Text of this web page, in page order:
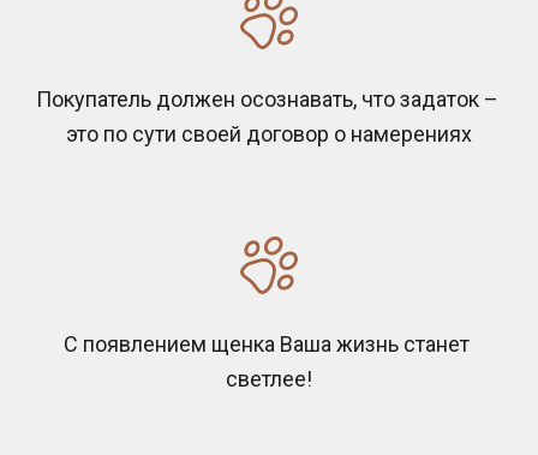
Покупатель должен осознавать, что задаток –
это по сути своей договор о намерениях
С появлением щенка Ваша жизнь станет
светлее!